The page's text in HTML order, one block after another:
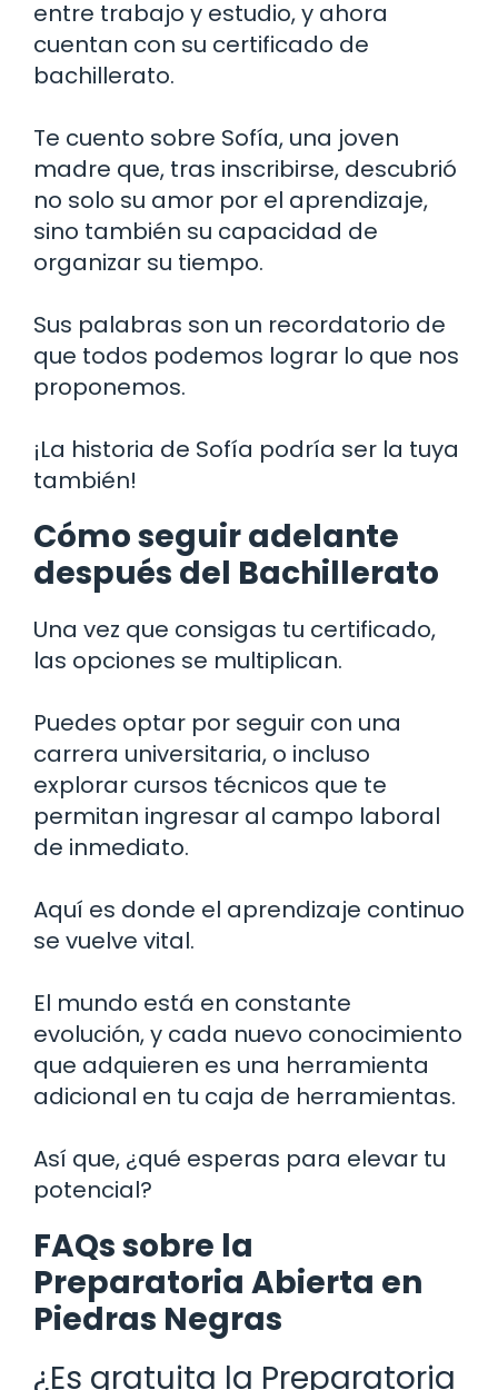
entre trabajo y estudio, y ahora
cuentan con su certificado de
bachillerato.
Te cuento sobre Sofía, una joven
madre que, tras inscribirse, descubrió
no solo su amor por el aprendizaje,
sino también su capacidad de
organizar su tiempo.
Sus palabras son un recordatorio de
que todos podemos lograr lo que nos
proponemos.
¡La historia de Sofía podría ser la tuya
también!
Cómo seguir adelante
después del Bachillerato
Una vez que consigas tu certificado,
las opciones se multiplican.
Puedes optar por seguir con una
carrera universitaria, o incluso
explorar cursos técnicos que te
permitan ingresar al campo laboral
de inmediato.
Aquí es donde el aprendizaje continuo
se vuelve vital.
El mundo está en constante
evolución, y cada nuevo conocimiento
que adquieren es una herramienta
adicional en tu caja de herramientas.
Así que, ¿qué esperas para elevar tu
potencial?
FAQs sobre la
Preparatoria Abierta en
Piedras Negras
¿Es gratuita la Preparatoria